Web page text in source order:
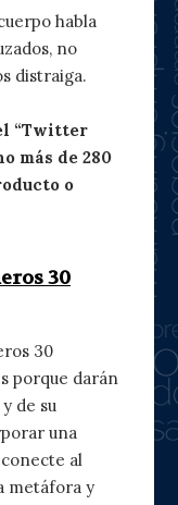
habla
no
distraiga.
“Twitter
más de 280
o
30
30
porque darán
de su
una
al
metáfora y